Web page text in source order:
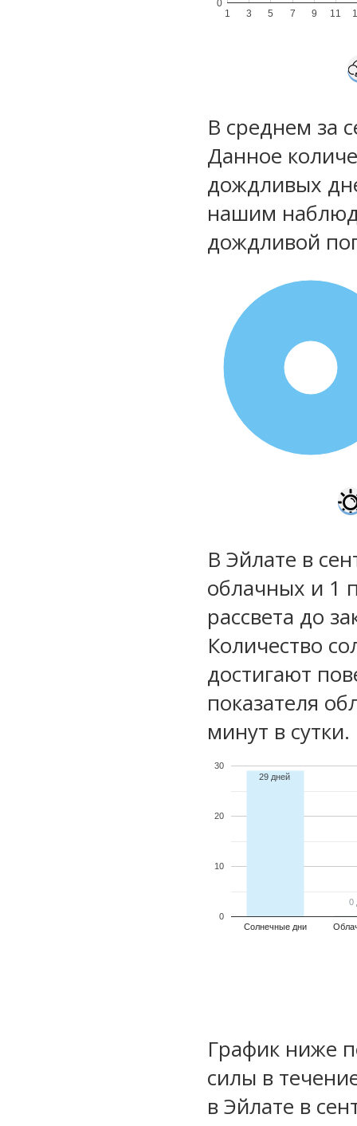
1 3 5 7 9 11
0
В среднем за
Данное
дождливых
нашим
дождливой
В Эйлате в
облачных и 1
рассвета до
Количество
достигают
показателя
минут в сутки.
Солнечные дни
0
10
20
30
29 дней
0
0
График ниже
силы в
в Эйлате в